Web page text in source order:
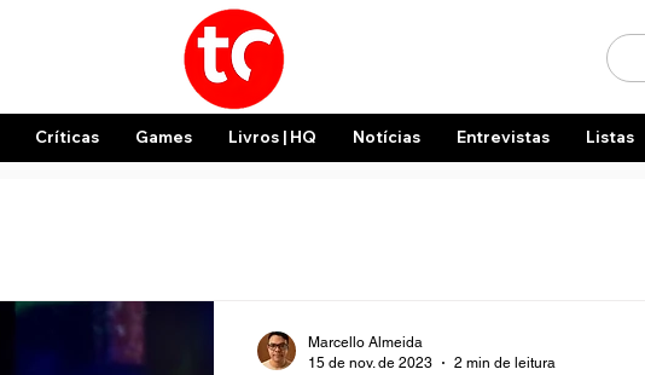
Críticas Games Livros | HQ Notícias Entrevistas Listas
Marcello Almeida
15 de nov. de 2023
2 min de leitura